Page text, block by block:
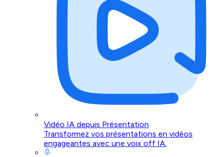
Vidéo IA depuis Présentation
Transformez vos présentations en vidéos
engageantes avec une voix off IA.